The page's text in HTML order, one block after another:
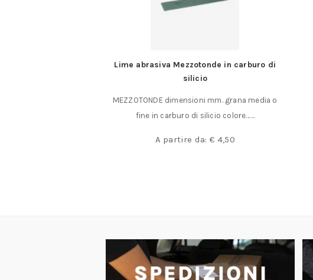
Lime abrasiva Mezzotonde in carburo di
silicio
MEZZOTONDE dimensioni mm. grana media o
fine in carburo di silicio colore……
A partire da: € 4,50